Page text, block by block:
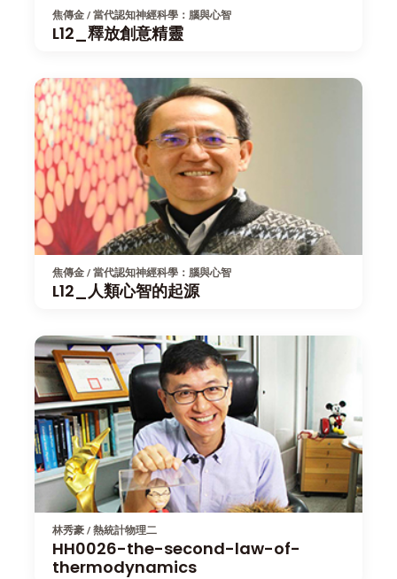
焦傳金 / 當代認知神經科學：腦與心智
L12_釋放創意精靈
焦傳金 / 當代認知神經科學：腦與心智
L12_人類心智的起源
林秀豪 / 熱統計物理二
HH0026-the-second-law-of-
thermodynamics